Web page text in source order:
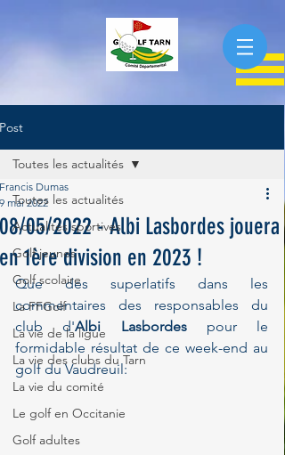
Post
Toutes les actualités
Actualités sportives
Golf jeunes
Golf scolaire
La FFGolf
La vie de la ligue
La vie des clubs du Tarn
La vie du comité
Le golf en Occitanie
Golf adultes
Toutes les actualités
08/05/2022 - Albi Lasbordes jouera
en 1ère division en 2023 !
Francis Dumas
9 mai 2022
Que des superlatifs dans les
commentaires des responsables du
club d'Albi Lasbordes pour le
formidable résultat de ce week-end au
golf du Vaudreuil: